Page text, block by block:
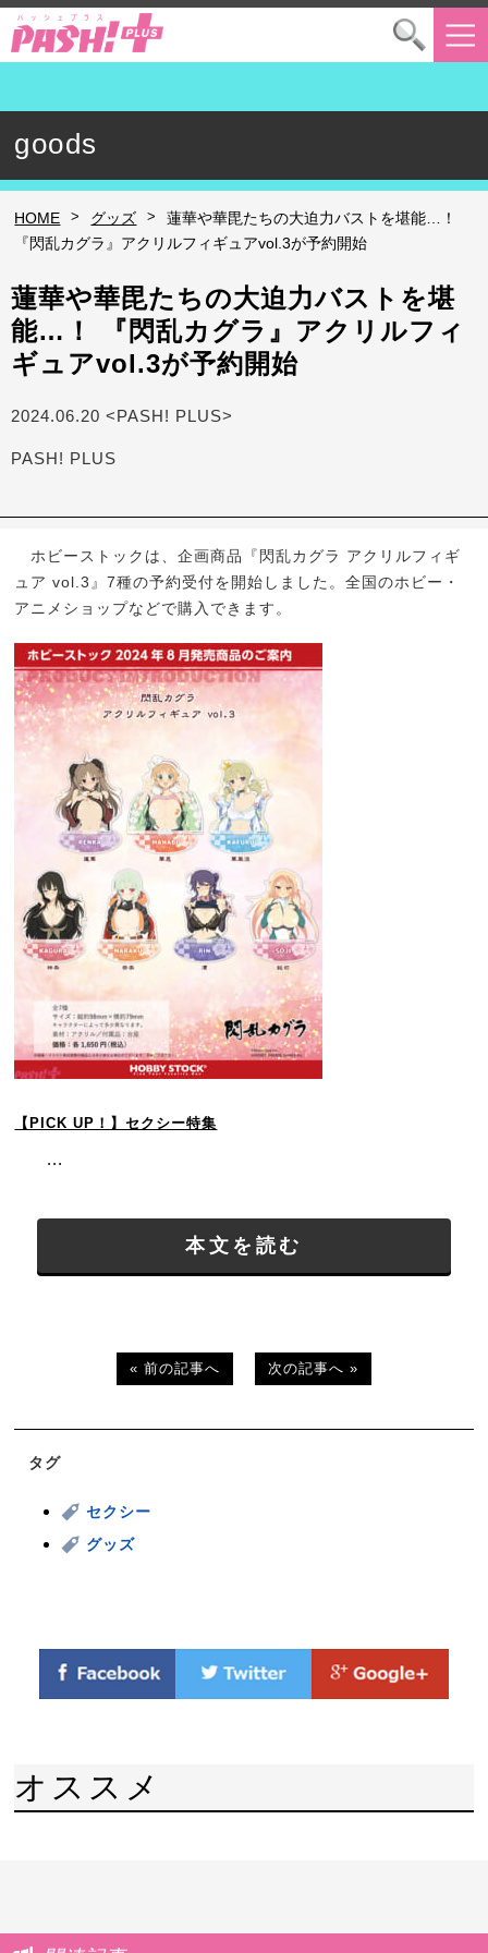
goods
HOME > グッズ >
蓮華や華毘たちの大迫力バストを堪能…！
『閃乱カグラ』アクリルフィギュアvol.3が予約開始
蓮華や華毘たちの大迫力バストを堪
能…！ 『閃乱カグラ』アクリルフィ
ギュアvol.3が予約開始
2024.06.20 <PASH! PLUS>
PASH! PLUS
ホビーストックは、企画商品『閃乱カグラ アクリルフィギ
ュア vol.3』7種の予約受付を開始しました。全国のホビー・
アニメショップなどで購入できます。
【PICK UP！】セクシー特集
...
本文を読む
« 前の記事へ 次の記事へ »
タグ
セクシー
グッズ
オススメ